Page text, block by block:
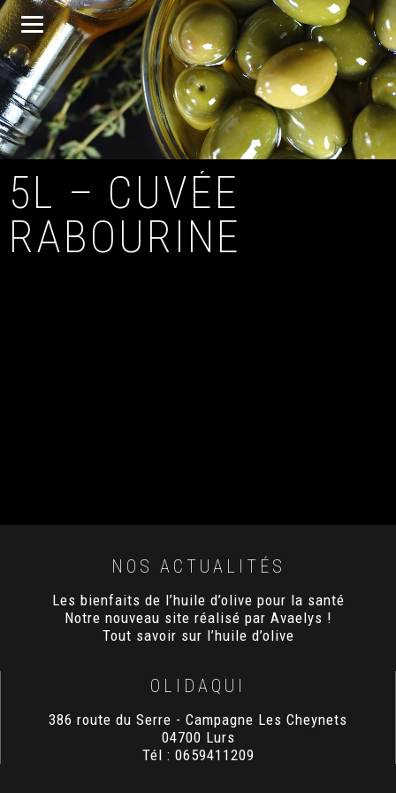
5L – CUVÉE
RABOURINE
NOS ACTUALITÉS
Les bienfaits de l’huile d’olive pour la santé
Notre nouveau site réalisé par Avaelys !
Tout savoir sur l’huile d’olive
OLIDAQUI
386 route du Serre - Campagne Les Cheynets
04700 Lurs
Tél : 0659411209